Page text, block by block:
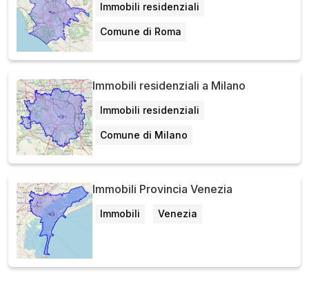
Immobili residenziali
Comune di Roma
Immobili residenziali a Milano
Immobili residenziali
Comune di Milano
Immobili Provincia Venezia
Immobili Venezia